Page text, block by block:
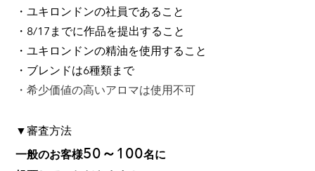
・ユキロンドンの社員であること
・8/17までに作品を提出すること
・ユキロンドンの精油を使用すること
・ブレンドは6種類まで
・希少価値の高いアロマは使用不可
▼審査方法
一般のお客様50～100名に